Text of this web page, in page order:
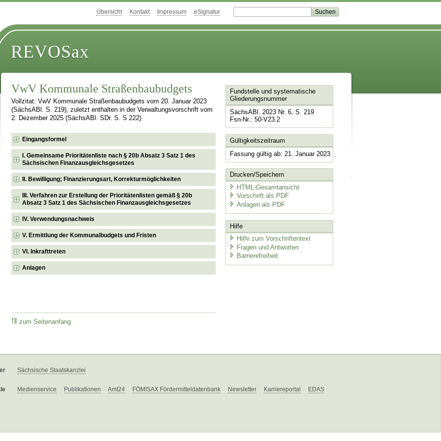
Übersicht Kontakt Impressum eSignatur
REVOSax
VwV Kommunale Straßenbaubudgets
Vollzitat: VwV Kommunale Straßenbaubudgets vom 20. Januar 2023
(SächsABl. S. 219), zuletzt enthalten in der Verwaltungsvorschrift vom
2. Dezember 2025 (SächsABl. SDr. S. S 222)
Eingangsformel
I. Gemeinsame Prioritätenliste nach § 20b Absatz 3 Satz 1 des
Sächsischen Finanzausgleichsgesetzes
II. Bewilligung; Finanzierungsart, Korrekturmöglichkeiten
III. Verfahren zur Erstellung der Prioritätenlisten gemäß § 20b
Absatz 3 Satz 1 des Sächsischen Finanzausgleichsgesetzes
IV. Verwendungsnachweis
V. Ermittlung der Kommunalbudgets und Fristen
VI. Inkrafttreten
Anlagen
zum Seitenanfang
Fundstelle und systematische
Gliederungsnummer
SächsABl. 2023 Nr. 6, S. 219
Fsn-Nr.: 50-V23.2
Gültigkeitszeitraum
Fassung gültig ab: 21. Januar 2023
Drucken/Speichern
HTML-Gesamtansicht
Vorschrift als PDF
Anlagen als PDF
Hilfe
Hilfe zum Vorschriftentext
Fragen und Antworten
Barrierefreiheit
Sächsische Staatskanzlei
Medienservice Publikationen Amt24 FÖMISAX Fördermitteldatenbank Newsletter Karriereportal EDAS